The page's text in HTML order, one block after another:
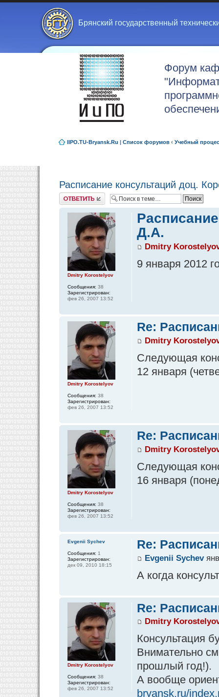
Брянский государственный
Форум
IIPO.TU-Bryansk.Ru | Список форумов ‹ Учебный
Расписание консультаций доц.
Ответить
Д.А.
Dmitry
9 января 2012
Dmitry Korostelyov
Сообщения: 38
Зарегистрирован:
фев 26, 2007 13:52
Re:
Dmitry
Следующая
12 января
Dmitry Korostelyov
Сообщения: 38
Зарегистрирован:
фев 26, 2007 13:52
Re:
Dmitry
Следующая
16 января
Dmitry Korostelyov
Сообщения: 38
Зарегистрирован:
фев 26, 2007 13:52
Re:
Evgenii Sychev
А когда
Evgenii Sychev
Сообщения: 1
Зарегистрирован:
дек 09, 2010 18:15
Re:
Dmitry
Консультация
Внимательно
прошлый год!).
А вообще
bryansk.ru/
Dmitry Korostelyov
Сообщения: 38
Зарегистрирован:
фев 26, 2007 13:52